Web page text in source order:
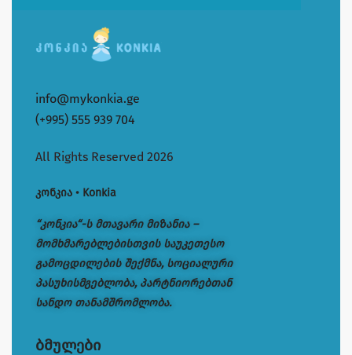
info@mykonkia.ge
(+995) 555 939 704
All Rights Reserved 2026
კონკია • Konkia
“კონკია“-ს მთავარი მიზანია –
მომხმარებლებისთვის საუკეთესო
გამოცდილების შექმნა, სოციალური
პასუხისმგებლობა, პარტნიორებთან
სანდო თანამშრომლობა.
ბმულები